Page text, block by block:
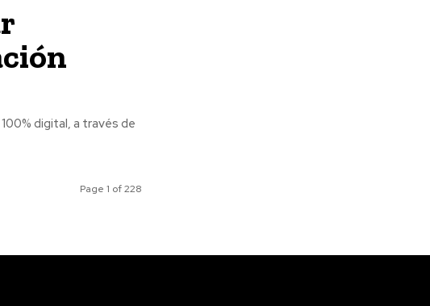
digital, a través de
Page 1 of 228